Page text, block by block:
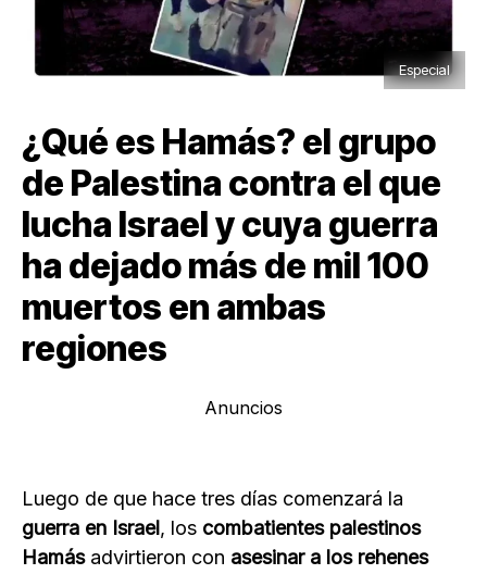
Especial
¿Qué es Hamás? el grupo
de Palestina contra el que
lucha Israel y cuya guerra
ha dejado más de mil 100
muertos en ambas
regiones
Anuncios
Luego de que hace tres días comenzará la
guerra en Israel, los combatientes palestinos
Hamásadvirtieron con asesinar a los rehenes